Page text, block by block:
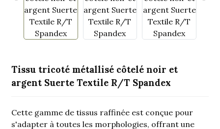
Tissu tricoté métallisé côtelé noir et
argent Suerte Textile R/T Spandex
Cette gamme de tissus raffinée est conçue pour
s'adapter à toutes les morphologies, offrant une